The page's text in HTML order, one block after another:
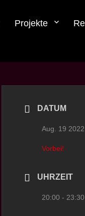
Projekte
DATUM
Aug. 19 2022
Vorbei!
UHRZEIT
20:00 - 23:30